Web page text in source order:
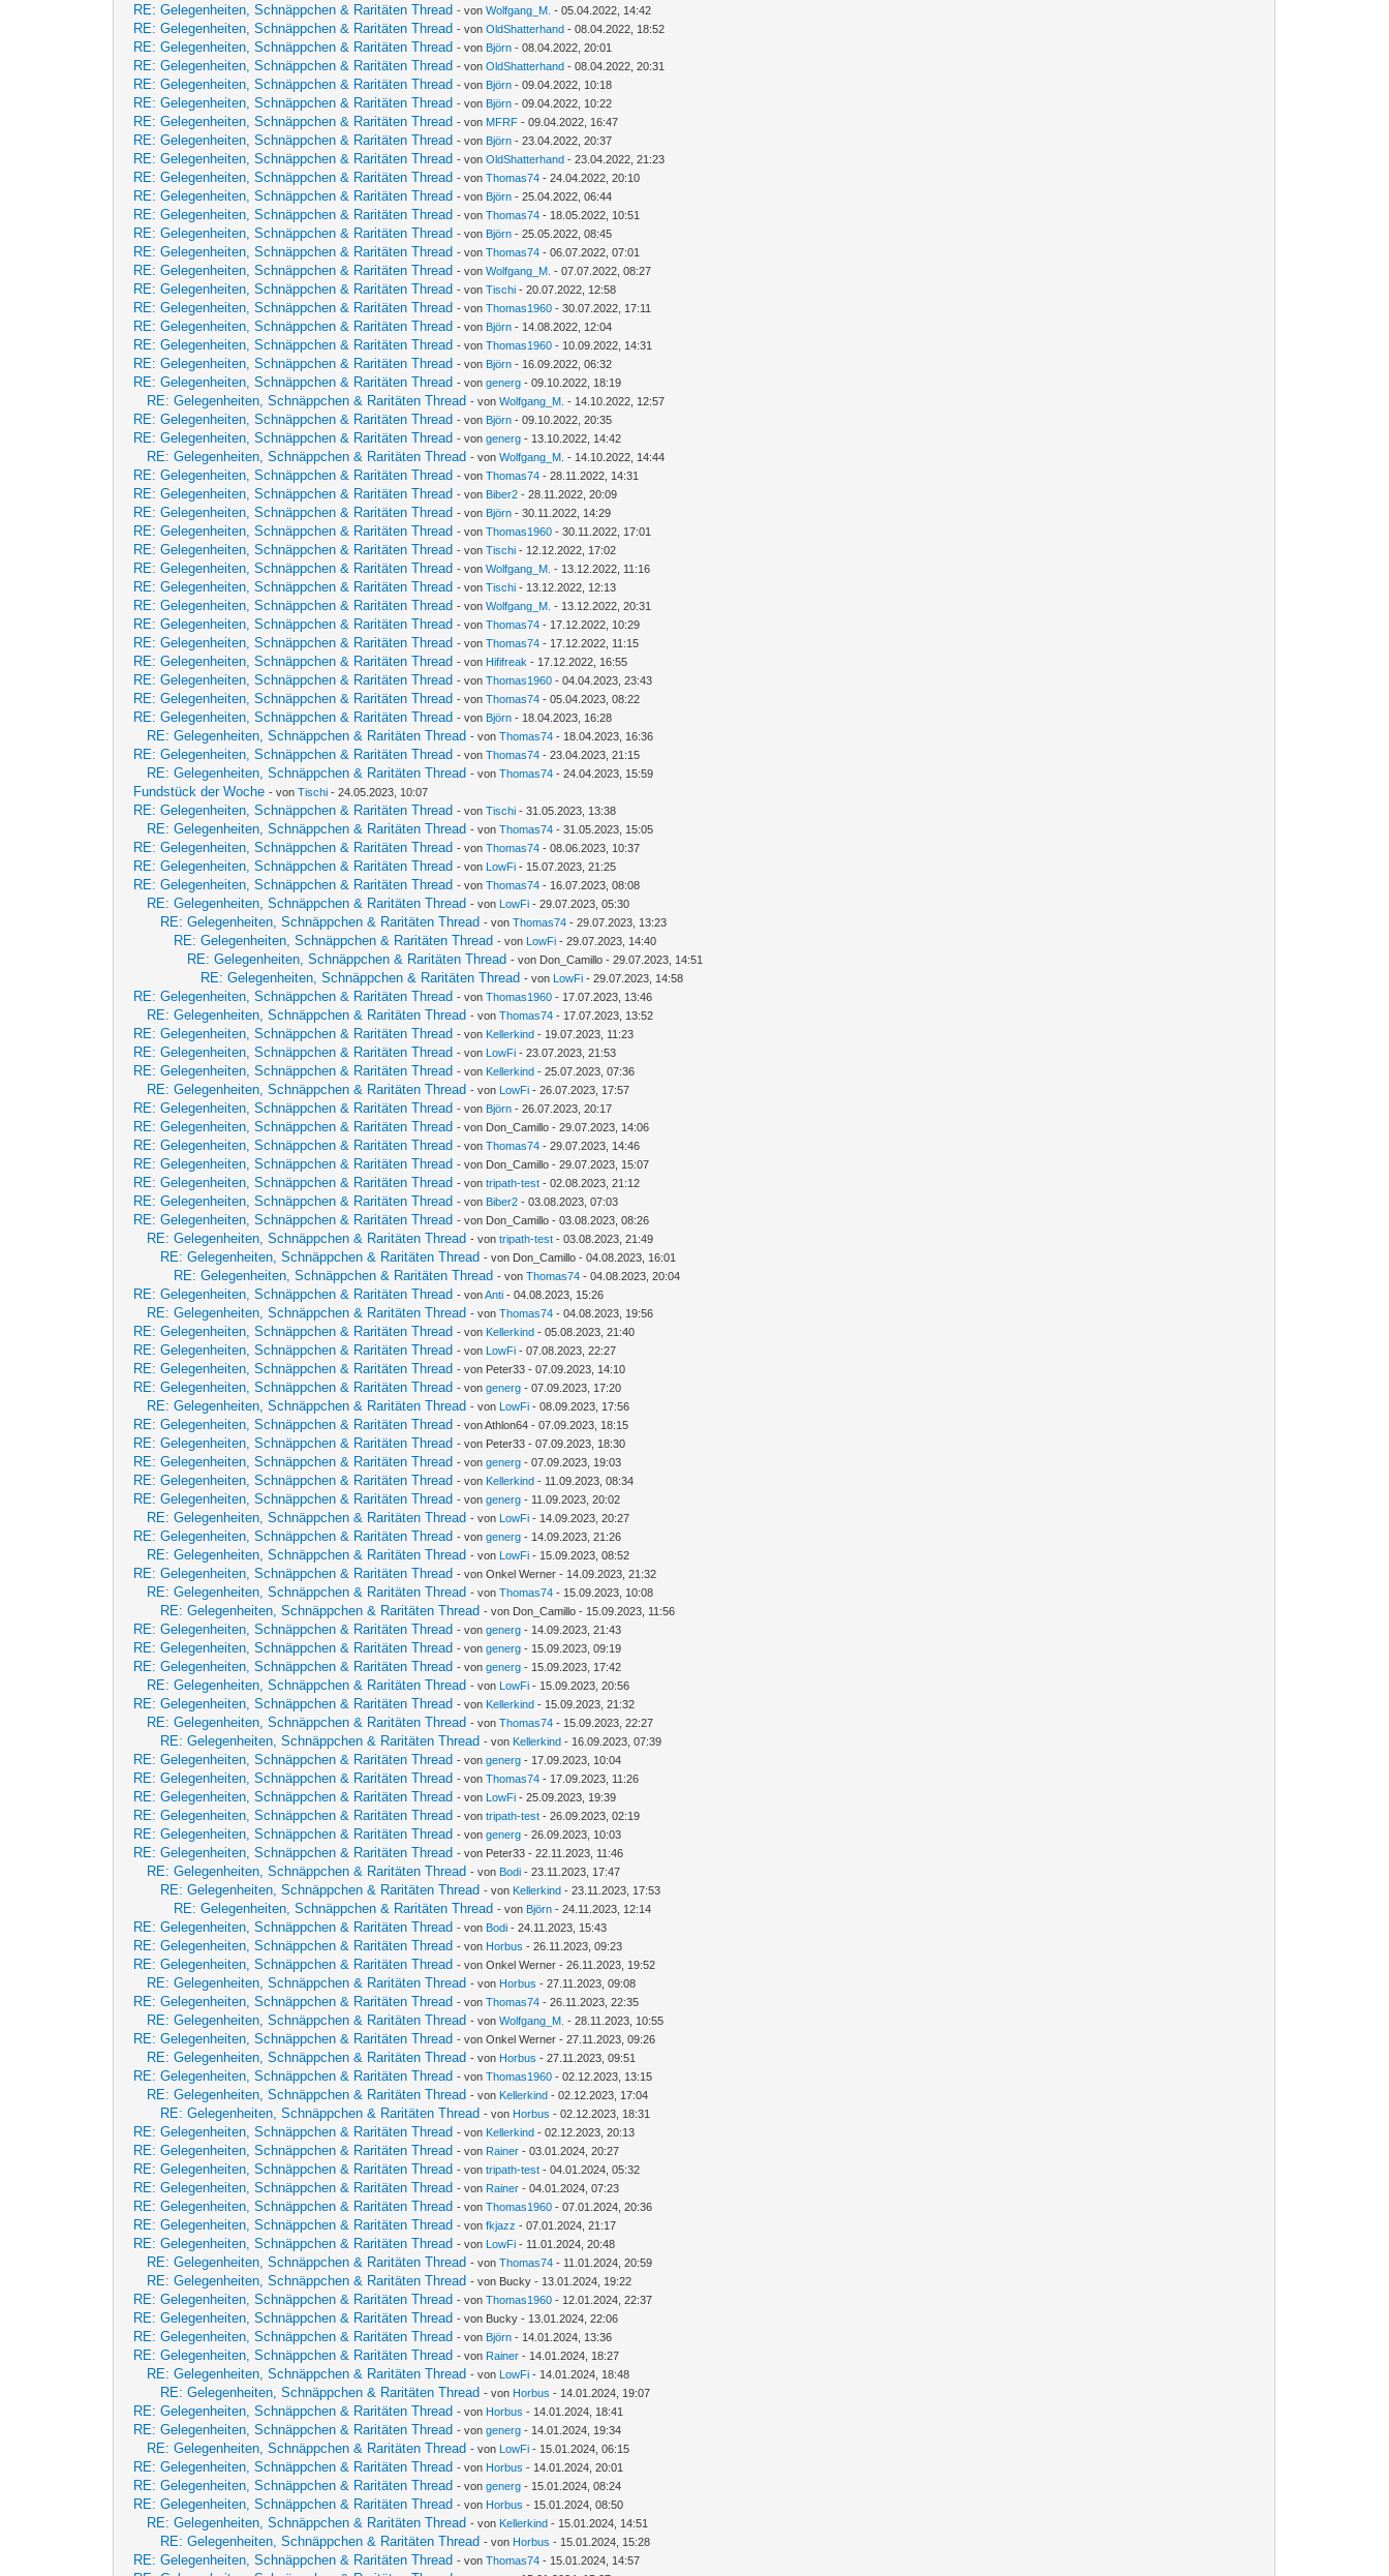
RE: Gelegenheiten, Schnäppchen & Raritäten Thread - vonWolfgang_M. - 05.04.2022, 14:42
RE: Gelegenheiten, Schnäppchen & Raritäten Thread - vonOldShatterhand - 08.04.2022, 18:52
RE: Gelegenheiten, Schnäppchen & Raritäten Thread - von Björn - 08.04.2022, 20:01
RE: Gelegenheiten, Schnäppchen & Raritäten Thread - vonOldShatterhand - 08.04.2022, 20:31
RE: Gelegenheiten, Schnäppchen & Raritäten Thread - von Björn - 09.04.2022, 10:18
RE: Gelegenheiten, Schnäppchen & Raritäten Thread - von Björn - 09.04.2022, 10:22
RE: Gelegenheiten, Schnäppchen & Raritäten Thread - von MFRF - 09.04.2022, 16:47
RE: Gelegenheiten, Schnäppchen & Raritäten Thread - von Björn - 23.04.2022, 20:37
RE: Gelegenheiten, Schnäppchen & Raritäten Thread - vonOldShatterhand - 23.04.2022, 21:23
RE: Gelegenheiten, Schnäppchen & Raritäten Thread - vonThomas74 - 24.04.2022, 20:10
RE: Gelegenheiten, Schnäppchen & Raritäten Thread - von Björn - 25.04.2022, 06:44
RE: Gelegenheiten, Schnäppchen & Raritäten Thread - vonThomas74 - 18.05.2022, 10:51
RE: Gelegenheiten, Schnäppchen & Raritäten Thread - von Björn - 25.05.2022, 08:45
RE: Gelegenheiten, Schnäppchen & Raritäten Thread - vonThomas74 - 06.07.2022, 07:01
RE: Gelegenheiten, Schnäppchen & Raritäten Thread - vonWolfgang_M. - 07.07.2022, 08:27
RE: Gelegenheiten, Schnäppchen & Raritäten Thread - vonTischi - 20.07.2022, 12:58
RE: Gelegenheiten, Schnäppchen & Raritäten Thread - vonThomas1960 - 30.07.2022, 17:11
RE: Gelegenheiten, Schnäppchen & Raritäten Thread - von Björn - 14.08.2022, 12:04
RE: Gelegenheiten, Schnäppchen & Raritäten Thread - vonThomas1960 - 10.09.2022, 14:31
RE: Gelegenheiten, Schnäppchen & Raritäten Thread - von Björn - 16.09.2022, 06:32
RE: Gelegenheiten, Schnäppchen & Raritäten Thread - vongenerg - 09.10.2022, 18:19
RE: Gelegenheiten, Schnäppchen & Raritäten Thread - vonWolfgang_M. - 14.10.2022, 12:57
RE: Gelegenheiten, Schnäppchen & Raritäten Thread - von Björn - 09.10.2022, 20:35
RE: Gelegenheiten, Schnäppchen & Raritäten Thread - vongenerg - 13.10.2022, 14:42
RE: Gelegenheiten, Schnäppchen & Raritäten Thread - vonWolfgang_M. - 14.10.2022, 14:44
RE: Gelegenheiten, Schnäppchen & Raritäten Thread - vonThomas74 - 28.11.2022, 14:31
RE: Gelegenheiten, Schnäppchen & Raritäten Thread - von Biber2 - 28.11.2022, 20:09
RE: Gelegenheiten, Schnäppchen & Raritäten Thread - von Björn - 30.11.2022, 14:29
RE: Gelegenheiten, Schnäppchen & Raritäten Thread - vonThomas1960 - 30.11.2022, 17:01
RE: Gelegenheiten, Schnäppchen & Raritäten Thread - vonTischi - 12.12.2022, 17:02
RE: Gelegenheiten, Schnäppchen & Raritäten Thread - vonWolfgang_M. - 13.12.2022, 11:16
RE: Gelegenheiten, Schnäppchen & Raritäten Thread - vonTischi - 13.12.2022, 12:13
RE: Gelegenheiten, Schnäppchen & Raritäten Thread - vonWolfgang_M. - 13.12.2022, 20:31
RE: Gelegenheiten, Schnäppchen & Raritäten Thread - vonThomas74 - 17.12.2022, 10:29
RE: Gelegenheiten, Schnäppchen & Raritäten Thread - vonThomas74 - 17.12.2022, 11:15
RE: Gelegenheiten, Schnäppchen & Raritäten Thread - von Hififreak - 17.12.2022, 16:55
RE: Gelegenheiten, Schnäppchen & Raritäten Thread - vonThomas1960 - 04.04.2023, 23:43
RE: Gelegenheiten, Schnäppchen & Raritäten Thread - vonThomas74 - 05.04.2023, 08:22
RE: Gelegenheiten, Schnäppchen & Raritäten Thread - von Björn - 18.04.2023, 16:28
RE: Gelegenheiten, Schnäppchen & Raritäten Thread - vonThomas74 - 18.04.2023, 16:36
RE: Gelegenheiten, Schnäppchen & Raritäten Thread - vonThomas74 - 23.04.2023, 21:15
RE: Gelegenheiten, Schnäppchen & Raritäten Thread - vonThomas74 - 24.04.2023, 15:59
Fundstück der Woche - vonTischi - 24.05.2023, 10:07
RE: Gelegenheiten, Schnäppchen & Raritäten Thread - vonTischi - 31.05.2023, 13:38
RE: Gelegenheiten, Schnäppchen & Raritäten Thread - vonThomas74 - 31.05.2023, 15:05
RE: Gelegenheiten, Schnäppchen & Raritäten Thread - vonThomas74 - 08.06.2023, 10:37
RE: Gelegenheiten, Schnäppchen & Raritäten Thread - von LowFi - 15.07.2023, 21:25
RE: Gelegenheiten, Schnäppchen & Raritäten Thread - vonThomas74 - 16.07.2023, 08:08
RE: Gelegenheiten, Schnäppchen & Raritäten Thread - von LowFi - 29.07.2023, 05:30
RE: Gelegenheiten, Schnäppchen & Raritäten Thread - vonThomas74 - 29.07.2023, 13:23
RE: Gelegenheiten, Schnäppchen & Raritäten Thread - von LowFi - 29.07.2023, 14:40
RE: Gelegenheiten, Schnäppchen & Raritäten Thread - von Don_Camillo - 29.07.2023, 14:51
RE: Gelegenheiten, Schnäppchen & Raritäten Thread - von LowFi - 29.07.2023, 14:58
RE: Gelegenheiten, Schnäppchen & Raritäten Thread - vonThomas1960 - 17.07.2023, 13:46
RE: Gelegenheiten, Schnäppchen & Raritäten Thread - vonThomas74 - 17.07.2023, 13:52
RE: Gelegenheiten, Schnäppchen & Raritäten Thread - von Kellerkind - 19.07.2023, 11:23
RE: Gelegenheiten, Schnäppchen & Raritäten Thread - von LowFi - 23.07.2023, 21:53
RE: Gelegenheiten, Schnäppchen & Raritäten Thread - von Kellerkind - 25.07.2023, 07:36
RE: Gelegenheiten, Schnäppchen & Raritäten Thread - von LowFi - 26.07.2023, 17:57
RE: Gelegenheiten, Schnäppchen & Raritäten Thread - von Björn - 26.07.2023, 20:17
RE: Gelegenheiten, Schnäppchen & Raritäten Thread - von Don_Camillo - 29.07.2023, 14:06
RE: Gelegenheiten, Schnäppchen & Raritäten Thread - vonThomas74 - 29.07.2023, 14:46
RE: Gelegenheiten, Schnäppchen & Raritäten Thread - von Don_Camillo - 29.07.2023, 15:07
RE: Gelegenheiten, Schnäppchen & Raritäten Thread - vontripath-test - 02.08.2023, 21:12
RE: Gelegenheiten, Schnäppchen & Raritäten Thread - von Biber2 - 03.08.2023, 07:03
RE: Gelegenheiten, Schnäppchen & Raritäten Thread - von Don_Camillo - 03.08.2023, 08:26
RE: Gelegenheiten, Schnäppchen & Raritäten Thread - vontripath-test - 03.08.2023, 21:49
RE: Gelegenheiten, Schnäppchen & Raritäten Thread - von Don_Camillo - 04.08.2023, 16:01
RE: Gelegenheiten, Schnäppchen & Raritäten Thread - vonThomas74 - 04.08.2023, 20:04
RE: Gelegenheiten, Schnäppchen & Raritäten Thread - vonAnti - 04.08.2023, 15:26
RE: Gelegenheiten, Schnäppchen & Raritäten Thread - vonThomas74 - 04.08.2023, 19:56
RE: Gelegenheiten, Schnäppchen & Raritäten Thread - von Kellerkind - 05.08.2023, 21:40
RE: Gelegenheiten, Schnäppchen & Raritäten Thread - von LowFi - 07.08.2023, 22:27
RE: Gelegenheiten, Schnäppchen & Raritäten Thread - von Peter33 - 07.09.2023, 14:10
RE: Gelegenheiten, Schnäppchen & Raritäten Thread - vongenerg - 07.09.2023, 17:20
RE: Gelegenheiten, Schnäppchen & Raritäten Thread - von LowFi - 08.09.2023, 17:56
RE: Gelegenheiten, Schnäppchen & Raritäten Thread - von Athlon64 - 07.09.2023, 18:15
RE: Gelegenheiten, Schnäppchen & Raritäten Thread - von Peter33 - 07.09.2023, 18:30
RE: Gelegenheiten, Schnäppchen & Raritäten Thread - vongenerg - 07.09.2023, 19:03
RE: Gelegenheiten, Schnäppchen & Raritäten Thread - von Kellerkind - 11.09.2023, 08:34
RE: Gelegenheiten, Schnäppchen & Raritäten Thread - vongenerg - 11.09.2023, 20:02
RE: Gelegenheiten, Schnäppchen & Raritäten Thread - von LowFi - 14.09.2023, 20:27
RE: Gelegenheiten, Schnäppchen & Raritäten Thread - vongenerg - 14.09.2023, 21:26
RE: Gelegenheiten, Schnäppchen & Raritäten Thread - von LowFi - 15.09.2023, 08:52
RE: Gelegenheiten, Schnäppchen & Raritäten Thread - von Onkel Werner - 14.09.2023, 21:32
RE: Gelegenheiten, Schnäppchen & Raritäten Thread - vonThomas74 - 15.09.2023, 10:08
RE: Gelegenheiten, Schnäppchen & Raritäten Thread - von Don_Camillo - 15.09.2023, 11:56
RE: Gelegenheiten, Schnäppchen & Raritäten Thread - vongenerg - 14.09.2023, 21:43
RE: Gelegenheiten, Schnäppchen & Raritäten Thread - vongenerg - 15.09.2023, 09:19
RE: Gelegenheiten, Schnäppchen & Raritäten Thread - vongenerg - 15.09.2023, 17:42
RE: Gelegenheiten, Schnäppchen & Raritäten Thread - von LowFi - 15.09.2023, 20:56
RE: Gelegenheiten, Schnäppchen & Raritäten Thread - von Kellerkind - 15.09.2023, 21:32
RE: Gelegenheiten, Schnäppchen & Raritäten Thread - vonThomas74 - 15.09.2023, 22:27
RE: Gelegenheiten, Schnäppchen & Raritäten Thread - von Kellerkind - 16.09.2023, 07:39
RE: Gelegenheiten, Schnäppchen & Raritäten Thread - vongenerg - 17.09.2023, 10:04
RE: Gelegenheiten, Schnäppchen & Raritäten Thread - vonThomas74 - 17.09.2023, 11:26
RE: Gelegenheiten, Schnäppchen & Raritäten Thread - von LowFi - 25.09.2023, 19:39
RE: Gelegenheiten, Schnäppchen & Raritäten Thread - vontripath-test - 26.09.2023, 02:19
RE: Gelegenheiten, Schnäppchen & Raritäten Thread - vongenerg - 26.09.2023, 10:03
RE: Gelegenheiten, Schnäppchen & Raritäten Thread - von Peter33 - 22.11.2023, 11:46
RE: Gelegenheiten, Schnäppchen & Raritäten Thread - von Bodi - 23.11.2023, 17:47
RE: Gelegenheiten, Schnäppchen & Raritäten Thread - von Kellerkind - 23.11.2023, 17:53
RE: Gelegenheiten, Schnäppchen & Raritäten Thread - von Björn - 24.11.2023, 12:14
RE: Gelegenheiten, Schnäppchen & Raritäten Thread - von Bodi - 24.11.2023, 15:43
RE: Gelegenheiten, Schnäppchen & Raritäten Thread - von Horbus - 26.11.2023, 09:23
RE: Gelegenheiten, Schnäppchen & Raritäten Thread - von Onkel Werner - 26.11.2023, 19:52
RE: Gelegenheiten, Schnäppchen & Raritäten Thread - von Horbus - 27.11.2023, 09:08
RE: Gelegenheiten, Schnäppchen & Raritäten Thread - vonThomas74 - 26.11.2023, 22:35
RE: Gelegenheiten, Schnäppchen & Raritäten Thread - vonWolfgang_M. - 28.11.2023, 10:55
RE: Gelegenheiten, Schnäppchen & Raritäten Thread - von Onkel Werner - 27.11.2023, 09:26
RE: Gelegenheiten, Schnäppchen & Raritäten Thread - von Horbus - 27.11.2023, 09:51
RE: Gelegenheiten, Schnäppchen & Raritäten Thread - vonThomas1960 - 02.12.2023, 13:15
RE: Gelegenheiten, Schnäppchen & Raritäten Thread - von Kellerkind - 02.12.2023, 17:04
RE: Gelegenheiten, Schnäppchen & Raritäten Thread - von Horbus - 02.12.2023, 18:31
RE: Gelegenheiten, Schnäppchen & Raritäten Thread - von Kellerkind - 02.12.2023, 20:13
RE: Gelegenheiten, Schnäppchen & Raritäten Thread - von Rainer - 03.01.2024, 20:27
RE: Gelegenheiten, Schnäppchen & Raritäten Thread - vontripath-test - 04.01.2024, 05:32
RE: Gelegenheiten, Schnäppchen & Raritäten Thread - von Rainer - 04.01.2024, 07:23
RE: Gelegenheiten, Schnäppchen & Raritäten Thread - vonThomas1960 - 07.01.2024, 20:36
RE: Gelegenheiten, Schnäppchen & Raritäten Thread - vonfkjazz - 07.01.2024, 21:17
RE: Gelegenheiten, Schnäppchen & Raritäten Thread - von LowFi - 11.01.2024, 20:48
RE: Gelegenheiten, Schnäppchen & Raritäten Thread - vonThomas74 - 11.01.2024, 20:59
RE: Gelegenheiten, Schnäppchen & Raritäten Thread - von Bucky - 13.01.2024, 19:22
RE: Gelegenheiten, Schnäppchen & Raritäten Thread - vonThomas1960 - 12.01.2024, 22:37
RE: Gelegenheiten, Schnäppchen & Raritäten Thread - von Bucky - 13.01.2024, 22:06
RE: Gelegenheiten, Schnäppchen & Raritäten Thread - von Björn - 14.01.2024, 13:36
RE: Gelegenheiten, Schnäppchen & Raritäten Thread - von Rainer - 14.01.2024, 18:27
RE: Gelegenheiten, Schnäppchen & Raritäten Thread - von LowFi - 14.01.2024, 18:48
RE: Gelegenheiten, Schnäppchen & Raritäten Thread - von Horbus - 14.01.2024, 19:07
RE: Gelegenheiten, Schnäppchen & Raritäten Thread - von Horbus - 14.01.2024, 18:41
RE: Gelegenheiten, Schnäppchen & Raritäten Thread - vongenerg - 14.01.2024, 19:34
RE: Gelegenheiten, Schnäppchen & Raritäten Thread - von LowFi - 15.01.2024, 06:15
RE: Gelegenheiten, Schnäppchen & Raritäten Thread - von Horbus - 14.01.2024, 20:01
RE: Gelegenheiten, Schnäppchen & Raritäten Thread - vongenerg - 15.01.2024, 08:24
RE: Gelegenheiten, Schnäppchen & Raritäten Thread - von Horbus - 15.01.2024, 08:50
RE: Gelegenheiten, Schnäppchen & Raritäten Thread - von Kellerkind - 15.01.2024, 14:51
RE: Gelegenheiten, Schnäppchen & Raritäten Thread - von Horbus - 15.01.2024, 15:28
RE: Gelegenheiten, Schnäppchen & Raritäten Thread - vonThomas74 - 15.01.2024, 14:57